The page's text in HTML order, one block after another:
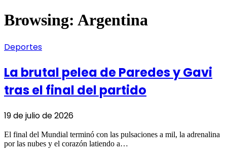
Browsing: Argentina
Deportes
La brutal pelea de Paredes y Gavi
tras el final del partido
19 de julio de 2026
El final del Mundial terminó con las pulsaciones a mil, la adrenalina
por las nubes y el corazón latiendo a…